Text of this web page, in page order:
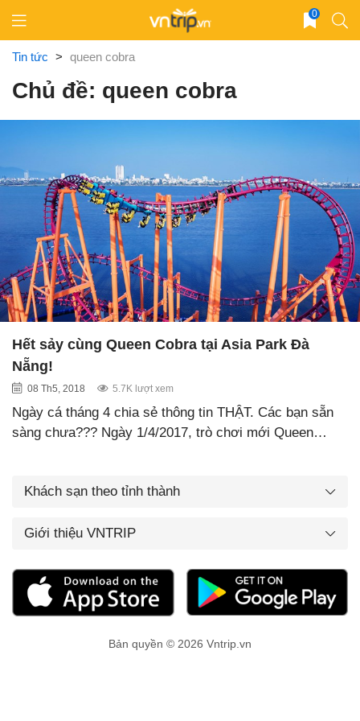
content
0
Tin tức > queen cobra
Chủ đề: queen cobra
Hết sảy cùng Queen Cobra tại Asia Park Đà
Nẵng!
08 Th5, 2018 5.7K lượt xem
Ngày cá tháng 4 chia sẻ thông tin THẬT. Các bạn sẵn
sàng chưa??? Ngày 1/4/2017, trò chơi mới Queen…
Khách sạn theo tỉnh thành
Giới thiệu VNTRIP
Bản quyền © 2026 Vntrip.vn